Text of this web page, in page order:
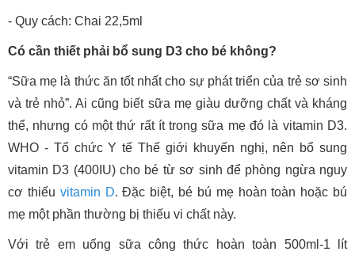
- Quy cách: Chai 22,5ml
Có cần thiết phải bổ sung D3 cho bé không?
“Sữa mẹ là thức ăn tốt nhất cho sự phát triển của trẻ sơ sinh
và trẻ nhỏ”. Ai cũng biết sữa mẹ giàu dưỡng chất và kháng
thể, nhưng có một thứ rất ít trong sữa mẹ đó là vitamin D3.
WHO - Tổ chức Y tế Thế giới khuyến nghị, nên bổ sung
vitamin D3 (400IU) cho bé từ sơ sinh để phòng ngừa nguy
cơ thiếu vitamin D. Đặc biệt, bé bú mẹ hoàn toàn hoặc bú
mẹ một phần thường bị thiếu vi chất này.
Với trẻ em uống sữa công thức hoàn toàn 500ml-1 lít